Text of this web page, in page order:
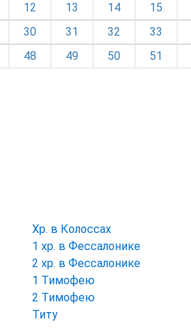
12 13 14 15
30 31 32 33
48 49 50 51
Хр. в Колоссах
1 хр. в Фессалонике
2 хр. в Фессалонике
1 Тимофею
2 Тимофею
Титу